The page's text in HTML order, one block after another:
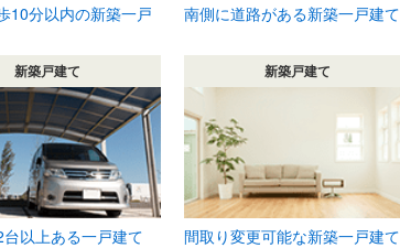
10分以内の新築一戸
南側に道路がある新築一戸建て
新築戸建て
以上ある一戸建て
新築戸建て
間取り変更可能な新築一戸建て